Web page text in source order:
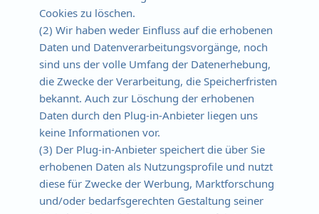
Cookies zu löschen.
(2) Wir haben weder Einfluss auf die erhobenen
Daten und Datenverarbeitungsvorgänge, noch
sind uns der volle Umfang der Datenerhebung,
die Zwecke der Verarbeitung, die Speicherfristen
bekannt. Auch zur Löschung der erhobenen
Daten durch den Plug-in-Anbieter liegen uns
keine Informationen vor.
(3) Der Plug-in-Anbieter speichert die über Sie
erhobenen Daten als Nutzungsprofile und nutzt
diese für Zwecke der Werbung, Marktforschung
und/oder bedarfsgerechten Gestaltung seiner